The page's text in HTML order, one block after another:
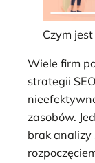
Czym jest
Wiele firm
strategii
zasobów.
brak analizy